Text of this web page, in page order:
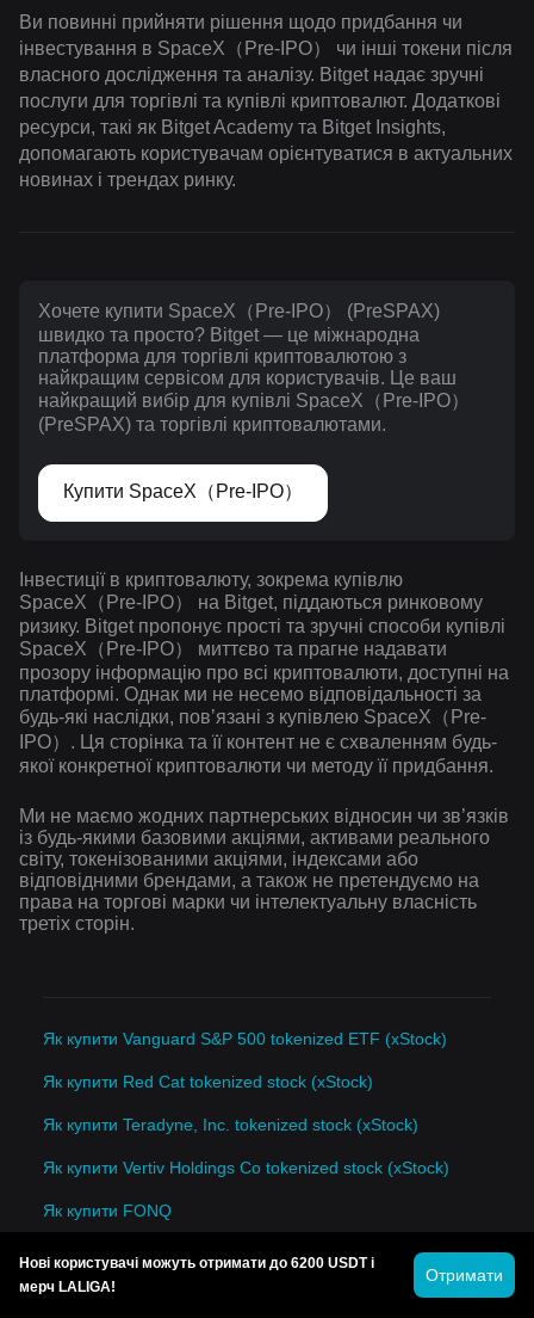
Ви повинні прийняти рішення щодо придбання чи
інвестування в SpaceX（Pre-IPO） чи інші токени після
власного дослідження та аналізу. Bitget надає зручні
послуги для торгівлі та купівлі криптовалют. Додаткові
ресурси, такі як Bitget Academy та Bitget Insights,
допомагають користувачам орієнтуватися в актуальних
новинах і трендах ринку.
Хочете купити SpaceX（Pre-IPO） (PreSPAX)
швидко та просто? Bitget — це міжнародна
платформа для торгівлі криптовалютою з
найкращим сервісом для користувачів. Це ваш
найкращий вибір для купівлі SpaceX（Pre-IPO）
(PreSPAX) та торгівлі криптовалютами.
Купити SpaceX（Pre-IPO）
Інвестиції в криптовалюту, зокрема купівлю
SpaceX（Pre-IPO） на Bitget, піддаються ринковому
ризику. Bitget пропонує прості та зручні способи купівлі
SpaceX（Pre-IPO） миттєво та прагне надавати
прозору інформацію про всі криптовалюти, доступні на
платформі. Однак ми не несемо відповідальності за
будь-які наслідки, повʼязані з купівлею SpaceX（Pre-
IPO）. Ця сторінка та її контент не є схваленням будь-
якої конкретної криптовалюти чи методу її придбання.
Ми не маємо жодних партнерських відносин чи зв’язків
із будь-якими базовими акціями, активами реального
світу, токенізованими акціями, індексами або
відповідними брендами, а також не претендуємо на
права на торгові марки чи інтелектуальну власність
третіх сторін.
Як купити Vanguard S&P 500 tokenized ETF (xStock)
Як купити Red Cat tokenized stock (xStock)
Як купити Teradyne, Inc. tokenized stock (xStock)
Як купити Vertiv Holdings Co tokenized stock (xStock)
Як купити FONQ
Як купити Catecoin (cate.life)
Як купити Direxion Daily 20+ Year Treasury Bull 3X Shares (Derivatives)
Нові користувачі можуть отримати до 6200 USDT і
мерч LALIGA!
Отримати